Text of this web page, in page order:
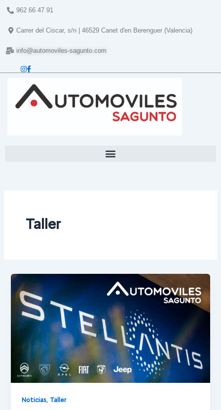
contenido
962 66 47 91
Carrer del Ciscar, s/n | 46529 Canet d'en Berenguer (Valencia)
info@automoviles-sagunto.com
Taller
Noticias, Taller